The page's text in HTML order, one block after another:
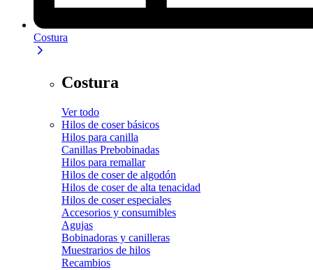
Costura
Costura
Ver todo
Hilos de coser básicos
Hilos para canilla
Canillas Prebobinadas
Hilos para remallar
Hilos de coser de algodón
Hilos de coser de alta tenacidad
Hilos de coser especiales
Accesorios y consumibles
Agujas
Bobinadoras y canilleras
Muestrarios de hilos
Recambios